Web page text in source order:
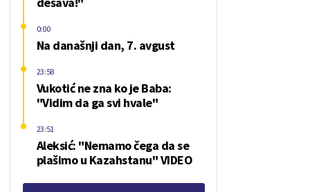
Na današnji dan, 7. avgust
0:00
Vukotić ne zna ko je Baba:
"Vidim da ga svi hvale"
23:58
Aleksić: "Nemamo čega da se
plašimo u Kazahstanu" VIDEO
23:51